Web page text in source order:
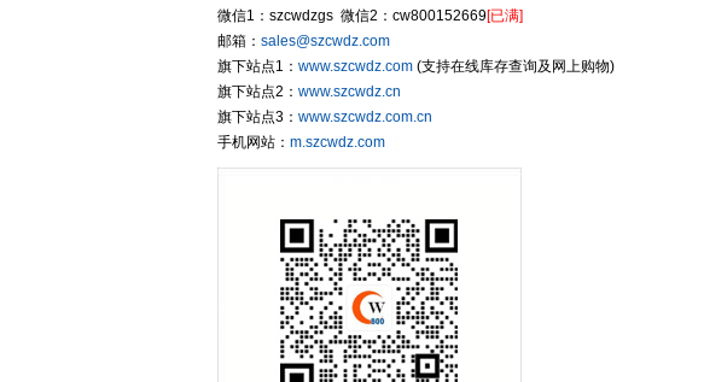
微信1：szcwdzgs 微信2：cw800152669[已满]
邮箱： sales@szcwdz.com
旗下站点1： www.szcwdz.com (支持在线库存查询及网上购物)
旗下站点2： www.szcwdz.cn
旗下站点3： www.szcwdz.com.cn
手机网站： m.szcwdz.com